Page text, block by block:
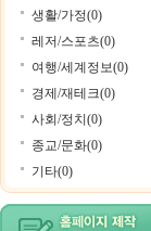
생활/가정(0)
레저/스포츠(0)
여행/세계정보(0)
경제/재테크(0)
사회/정치(0)
종교/문화(0)
기타(0)